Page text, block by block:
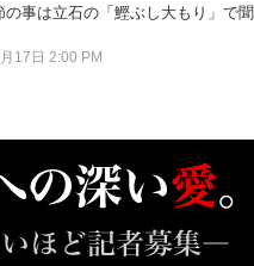
の事は立石の「鰹ぶし大もり」で聞
17日 2:00 PM